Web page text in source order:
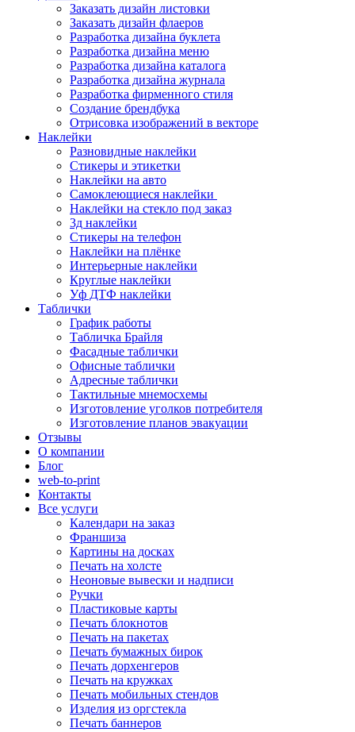
Заказать дизайн листовки
Заказать дизайн флаеров
Разработка дизайна буклета
Разработка дизайна меню
Разработка дизайна каталога
Разработка дизайна журнала
Разработка фирменного стиля
Создание брендбука
Отрисовка изображений в векторе
Наклейки
Разновидные наклейки
Стикеры и этикетки
Наклейки на авто
Самоклеющиеся наклейки
Наклейки на стекло под заказ
3д наклейки
Cтикеры на телефон
Наклейки на плёнке
Интерьерные наклейки
Круглые наклейки
Уф ДТФ наклейки
Таблички
График работы
Табличка Брайля
Фасадные таблички
Офисные таблички
Адресные таблички
Тактильные мнемосхемы
Изготовление уголков потребителя
Изготовление планов эвакуации
Отзывы
О компании
Блог
web-to-print
Контакты
Все услуги
Календари на заказ
Франшиза
Картины на досках
Печать на холсте
Неоновые вывески и надписи
Ручки
Пластиковые карты
Печать блокнотов
Печать на пакетах
Печать бумажных бирок
Печать дорхенгеров
Печать на кружках
Печать мобильных стендов
Изделия из оргстекла
Печать баннеров